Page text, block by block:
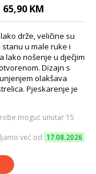
65,90 KM
drže, veličine su
u male ruke i
lako nošenje u dječjim
Dizajn s
olakšava
Pjeskarenje je
moguć unutar 15
već od 17.08.2026